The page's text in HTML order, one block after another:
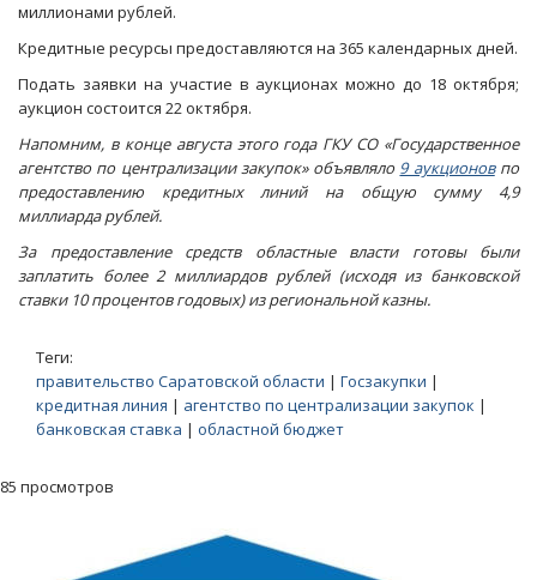
миллионами рублей.
Кредитные ресурсы предоставляются на 365 календарных дней.
Подать заявки на участие в аукционах можно до 18 октября;
аукцион состоится 22 октября.
Напомним, в конце августа этого года ГКУ СО «Государственное
агентство по централизации закупок» объявляло 9 аукционовпо
предоставлению кредитных линий на общую сумму 4,9
миллиарда рублей.
За предоставление средств областные власти готовы были
заплатить более 2 миллиардов рублей (исходя из банковской
ставки 10 процентов годовых) из региональной казны.
Теги:
правительство Саратовской области | Гоcзакупки |
кредитная линия | агентство по централизации закупок |
банковская ставка | областной бюджет
85 просмотров